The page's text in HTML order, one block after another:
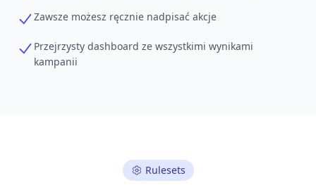
Zawsze możesz ręcznie nadpisać akcje
Przejrzysty dashboard ze wszystkimi wynikami
kampanii
Rulesets